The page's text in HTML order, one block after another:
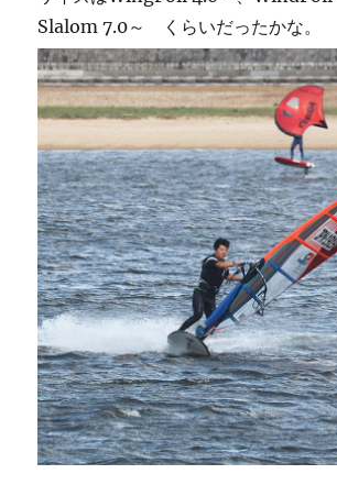
Slalom 7.0～ くらいだったかな。